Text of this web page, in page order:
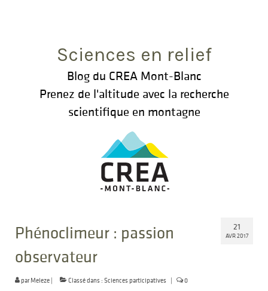
Sciences en relief
Blog du CREA Mont-Blanc
Prenez de l'altitude avec la recherche
scientifique en montagne
21
AVR 2017
Phénoclimeur : passion
observateur
parMeleze | Classé dans : Sciences participatives | 0